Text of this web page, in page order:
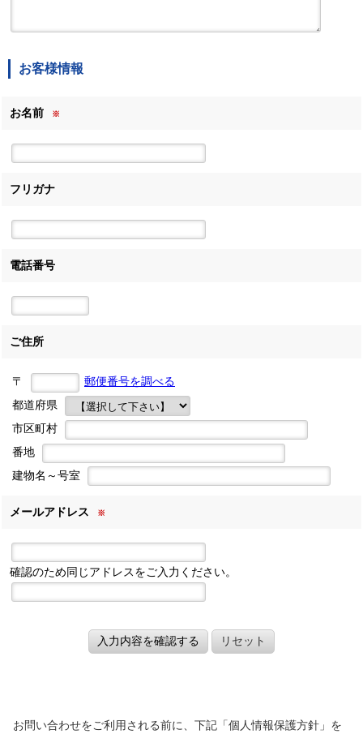
お客様情報
お名前 ※
フリガナ
電話番号
ご住所
〒
郵便番号を調べる
都道府県
市区町村
番地
建物名～号室
メールアドレス ※
確認のため同じアドレスをご入力ください。
入力内容を確認する リセット
お問い合わせをご利用される前に、下記「個人情報保護方針」を